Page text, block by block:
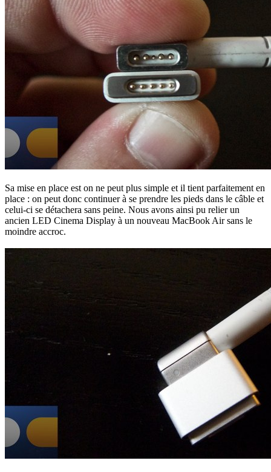
Sa mise en place est on ne peut plus simple et il tient parfaitement en
place : on peut donc continuer à se prendre les pieds dans le câble et
celui-ci se détachera sans peine. Nous avons ainsi pu relier un
ancien LED Cinema Display à un nouveau MacBook Air sans le
moindre accroc.